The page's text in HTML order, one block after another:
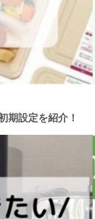
期設定を紹介！